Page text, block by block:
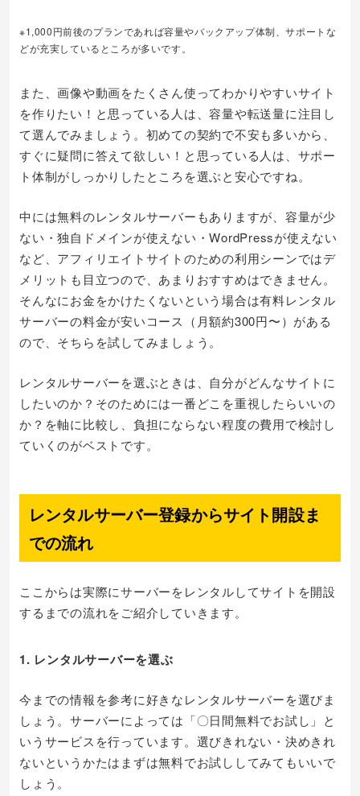
※1,000円前後のプランであれば容量やバックアップ体制、サポートな
どが充実しているところが多いです。
また、画像や動画をたくさん使ってわかりやすいサイト
を作りたい！と思っている人は、容量や転送量に注目し
て選んでみましょう。初めての契約で不安も多いから、
すぐに疑問に答えて欲しい！と思っている人は、サポー
ト体制がしっかりしたところを選ぶと安心ですね。
中には無料のレンタルサーバーもありますが、容量が少
ない・独自ドメインが使えない・WordPressが使えない
など、アフィリエイトサイトのための利用シーンではデ
メリットも目立つので、あまりおすすめはできません。
そんなにお金をかけたくないという場合は有料レンタル
サーバーの料金が安いコース（月額約300円〜）がある
ので、そちらを試してみましょう。
レンタルサーバーを選ぶときは、自分がどんなサイトに
したいのか？そのためには一番どこを重視したらいいの
か？を軸に比較し、負担にならない程度の費用で検討し
ていくのがベストです。
レンタルサーバー登録からサイト開設ま
での流れ
ここからは実際にサーバーをレンタルしてサイトを開設
するまでの流れをご紹介していきます。
1. レンタルサーバーを選ぶ
今までの情報を参考に好きなレンタルサーバーを選びま
しょう。サーバーによっては「〇日間無料でお試し」と
いうサービスを行っています。選びきれない・決めきれ
ないというかたはまずは無料でお試ししてみてもいいで
しょう。